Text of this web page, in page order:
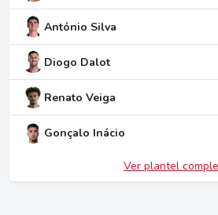
António Silva
Diogo Dalot
Renato Veiga
Gonçalo Inácio
Ver plantel